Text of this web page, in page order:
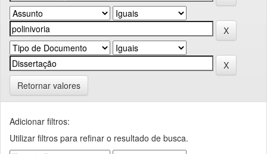
Retornar valores
Adicionar filtros:
Utilizar filtros para refinar o resultado de busca.